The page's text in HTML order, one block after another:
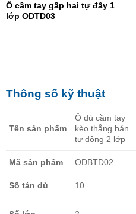
Ô cầm tay gấp hai tự đẩy 1
lớp ODTD03
Thông số kỹ thuật
Tên sản phẩm
Ô dù cầm tay
kèo thẳng bán
tự động 2 lớp
Mã sản phẩm ODBTD02
Số tán dù 10